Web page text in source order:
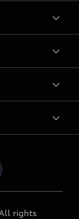
All rights